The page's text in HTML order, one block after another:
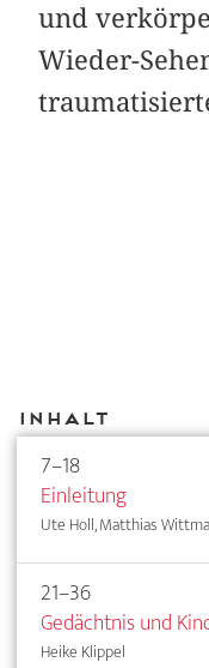
und
Wieder-
Inhalt
7–18
Einleitung
Ute Holl, Matthias
21–36
Gedächtnis und
Heike Klippel